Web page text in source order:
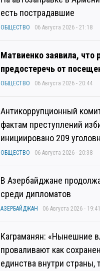
есть пострадавшие
ОБЩЕСТВО 06 Августа 2026 - 21:18
Матвиенко заявила, что
предостеречь от
ОБЩЕСТВО 06 Августа 2026 - 20:44
Антикоррупционный
фактам преступлений
инициировано 209
ОБЩЕСТВО 06 Августа 2026 - 20:38
В Азербайджане
среди дипломатов
АЗЕРБАЙДЖАН 06 Августа 2026 - 19:41
Каграманян: «Нынешние
проваливают как
единства внутри страны,